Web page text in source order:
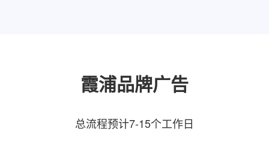
霞浦品牌广告
总流程预计7-15个工作日